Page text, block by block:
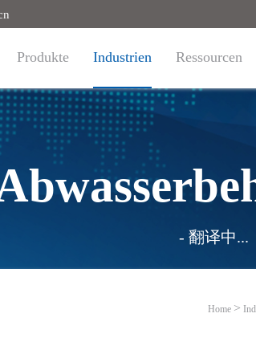
Produkte Industrien Ressourcen
- 翻译中...
Home